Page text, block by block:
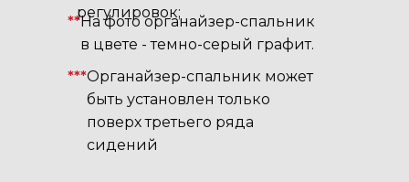
На фото органайзер-спальник
в цвете - темно-серый графит.
регулировок;
Органайзер-спальник может
быть установлен только
поверх третьего ряда
сидений
***
**